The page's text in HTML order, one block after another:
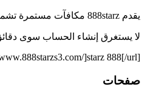
يقدم 888starz مكافآت مستمرة تشمل الاسترداد النقدي والترقيات.
لا يستغرق إنشاء الحساب سوى
]starz 888[/url]
صفحات